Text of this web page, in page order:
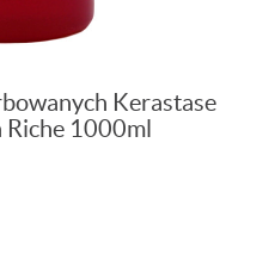
Kerastase
1000ml